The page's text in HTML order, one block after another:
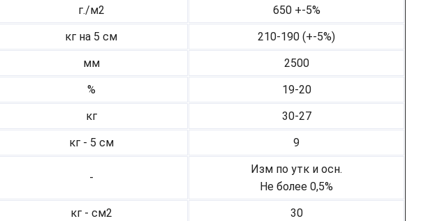
г./м2
650 +-5%
кг на 5 см
210-190 (+-5%)
мм
2500
%
19-20
кг
30-27
кг - 5 см 9
-
Изм по утк и осн.
Не более 0,5%
кг - см2
30